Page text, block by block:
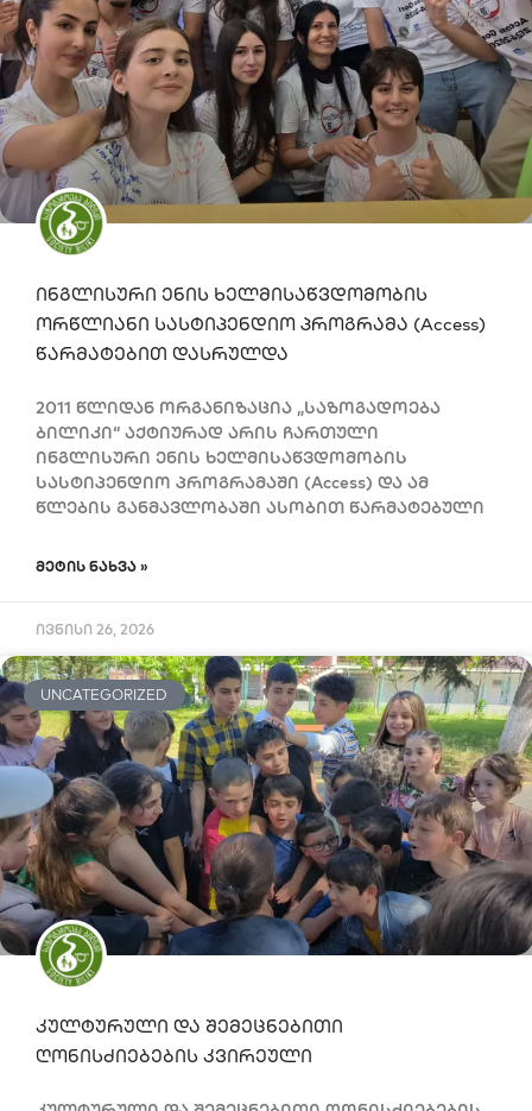
ინგლისური ენის ხელმისაწვდომობის
ორწლიანი სასტიპენდიო პროგრამა (Access)
წარმატებით დასრულდა
2011 წლიდან ორგანიზაცია „საზოგადოება
ბილიკი“ აქტიურად არის ჩართული
ინგლისური ენის ხელმისაწვდომობის
სასტიპენდიო პროგრამაში (Access) და ამ
წლების განმავლობაში ასობით წარმატებული
ᲛᲔᲢᲘᲡ ᲜᲐᲮᲕᲐ »
ივნისი 26, 2026
UNCATEGORIZED
კულტურული და შემეცნებითი
ღონისძიებების კვირეული